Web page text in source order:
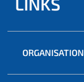
ORGANISATION